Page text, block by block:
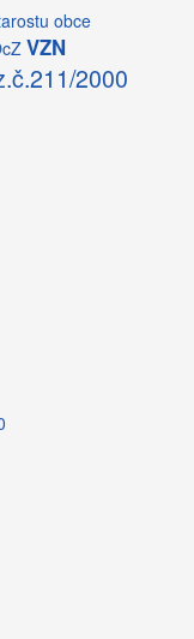
obce
VZN
2000